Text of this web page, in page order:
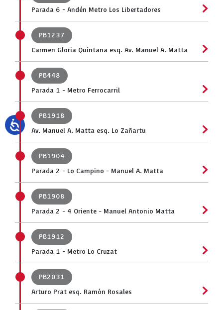
Parada 6 - Andén Metro Los Libertadores
PB1237
Carmen Gloria Quintana esq. Av. Manuel A. Matta
PB448
Parada 1 - Metro Ferrocarril
PB1918
Av. Manuel A. Matta esq. Lo Zañartu
PB1904
Parada 2 - Lo Campino - Manuel A. Matta
PB1908
Parada 2 - 4 Oriente - Manuel Antonio Matta
PB1912
Parada 1 - Metro Lo Cruzat
PB2031
Arturo Prat esq. Ramón Rosales